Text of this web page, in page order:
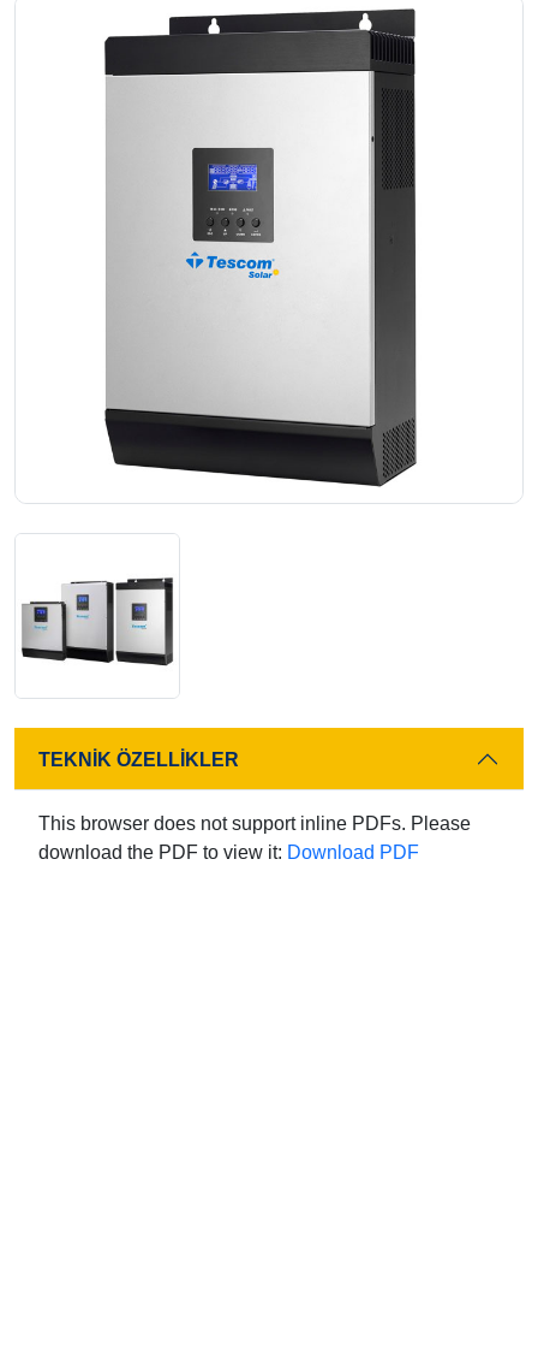
TEKNİK ÖZELLİKLER
This browser does not support inline PDFs. Please
download the PDF to view it: Download PDF